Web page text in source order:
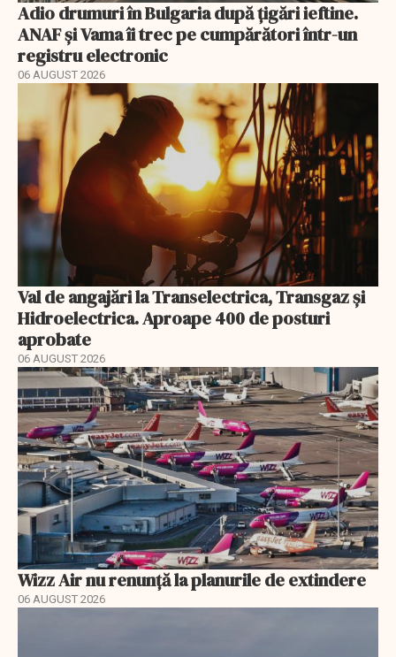
Adio drumuri în Bulgaria după țigări ieftine.
ANAF și Vama îi trec pe cumpărători într-un
registru electronic
06 AUGUST 2026
Val de angajări la Transelectrica, Transgaz și
Hidroelectrica. Aproape 400 de posturi
aprobate
06 AUGUST 2026
Wizz Air nu renunță la planurile de extindere
06 AUGUST 2026